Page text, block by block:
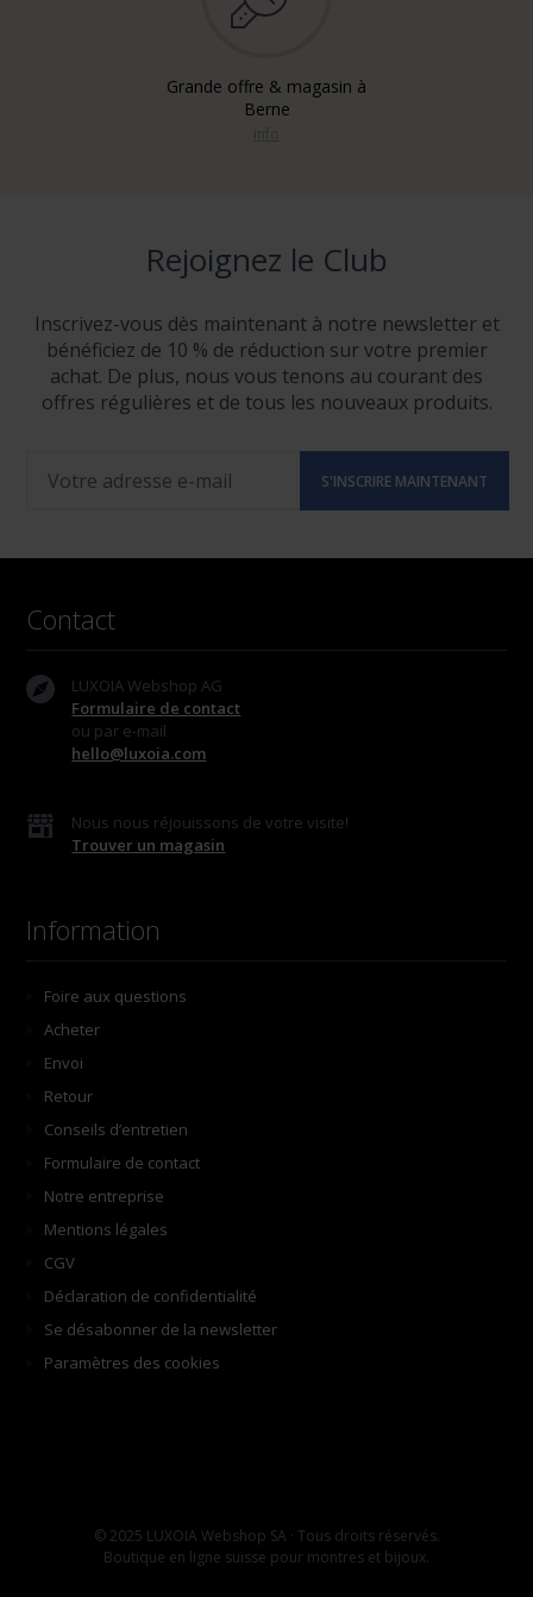
Grande offre & magasin à
Berne
Rejoignez le Club
Inscrivez-vous dès maintenant à notre newsletter et
bénéficiez de 10 % de réduction sur votre premier
achat. De plus, nous vous tenons au courant des
offres régulières et de tous les nouveaux produits.
Contact
LUXOIA Webshop AG
Formulaire de contact
ou par e-mail
hello@luxoia.com
Nous nous réjouissons de votre visite!
Trouver un magasin
Information
Foire aux questions
Acheter
Envoi
Retour
Conseils d’entretien
Formulaire de contact
Notre entreprise
Mentions légales
CGV
Déclaration de confidentialité
Se désabonner de la newsletter
Paramètres des cookies
© 2025 LUXOIA Webshop SA · Tous droits réservés.
Boutique en ligne suisse pour montres et bijoux.